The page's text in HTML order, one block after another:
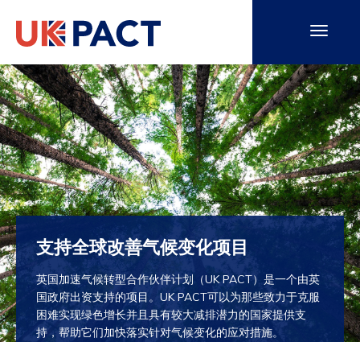
支持全球改善气候变化项目
英国加速气候转型合作伙伴计划（UK PACT）是一个由英
国政府出资支持的项目。UK PACT可以为那些致力于克服
困难实现绿色增长并且具有较大减排潜力的国家提供支
持，帮助它们加快落实针对气候变化的应对措施。